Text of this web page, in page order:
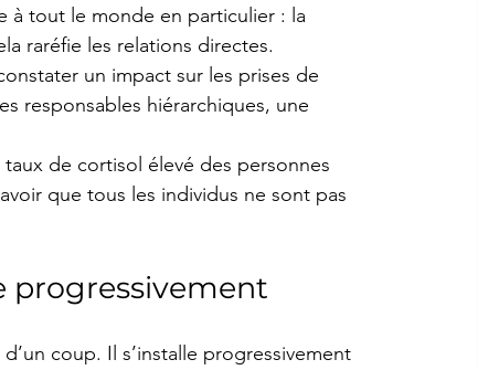
à tout le monde en particulier : la
raréfie les relations directes.
un impact sur les prises de
responsables hiérarchiques, une
de cortisol élevé des personnes
que tous les individus ne sont pas
progressivement
coup. Il s’installe progressivement